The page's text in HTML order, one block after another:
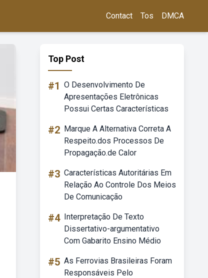
Contact Tos DMCA
Top Post
#1 O Desenvolvimento De
Apresentações Eletrônicas
Possui Certas Características
#2 Marque A Alternativa Correta A
Respeito.dos Processos De
Propagação.de Calor
#3 Características Autoritárias Em
Relação Ao Controle Dos Meios
De Comunicação
#4 Interpretação De Texto
Dissertativo-argumentativo
Com Gabarito Ensino Médio
#5 As Ferrovias Brasileiras Foram
Responsáveis Pelo